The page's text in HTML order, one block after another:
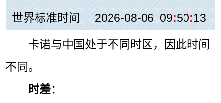
世界标准时间
2026-08-06 09:50:13
卡诺与中国处于不同时区，因此时间
不同。
时差：